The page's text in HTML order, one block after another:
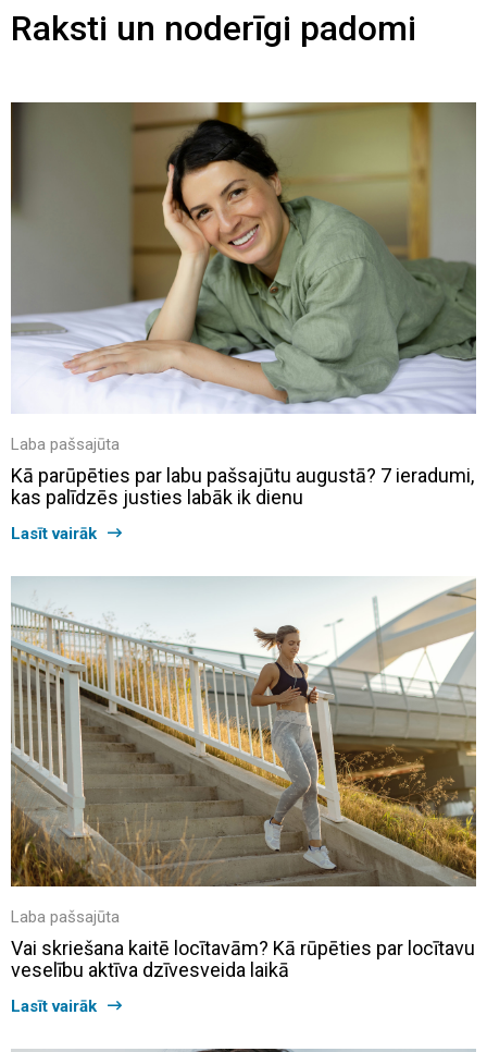
Raksti un noderīgi padomi
Laba pašsajūta
Kā parūpēties par labu pašsajūtu augustā? 7 ieradumi,
kas palīdzēs justies labāk ik dienu
Lasīt vairāk
Laba pašsajūta
Vai skriešana kaitē locītavām? Kā rūpēties par locītavu
veselību aktīva dzīvesveida laikā
Lasīt vairāk